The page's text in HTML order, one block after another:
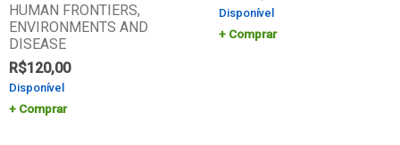
HUMAN FRONTIERS,
ENVIRONMENTS AND
DISEASE
R$120,00
Disponível
Comprar
Disponível
Comprar